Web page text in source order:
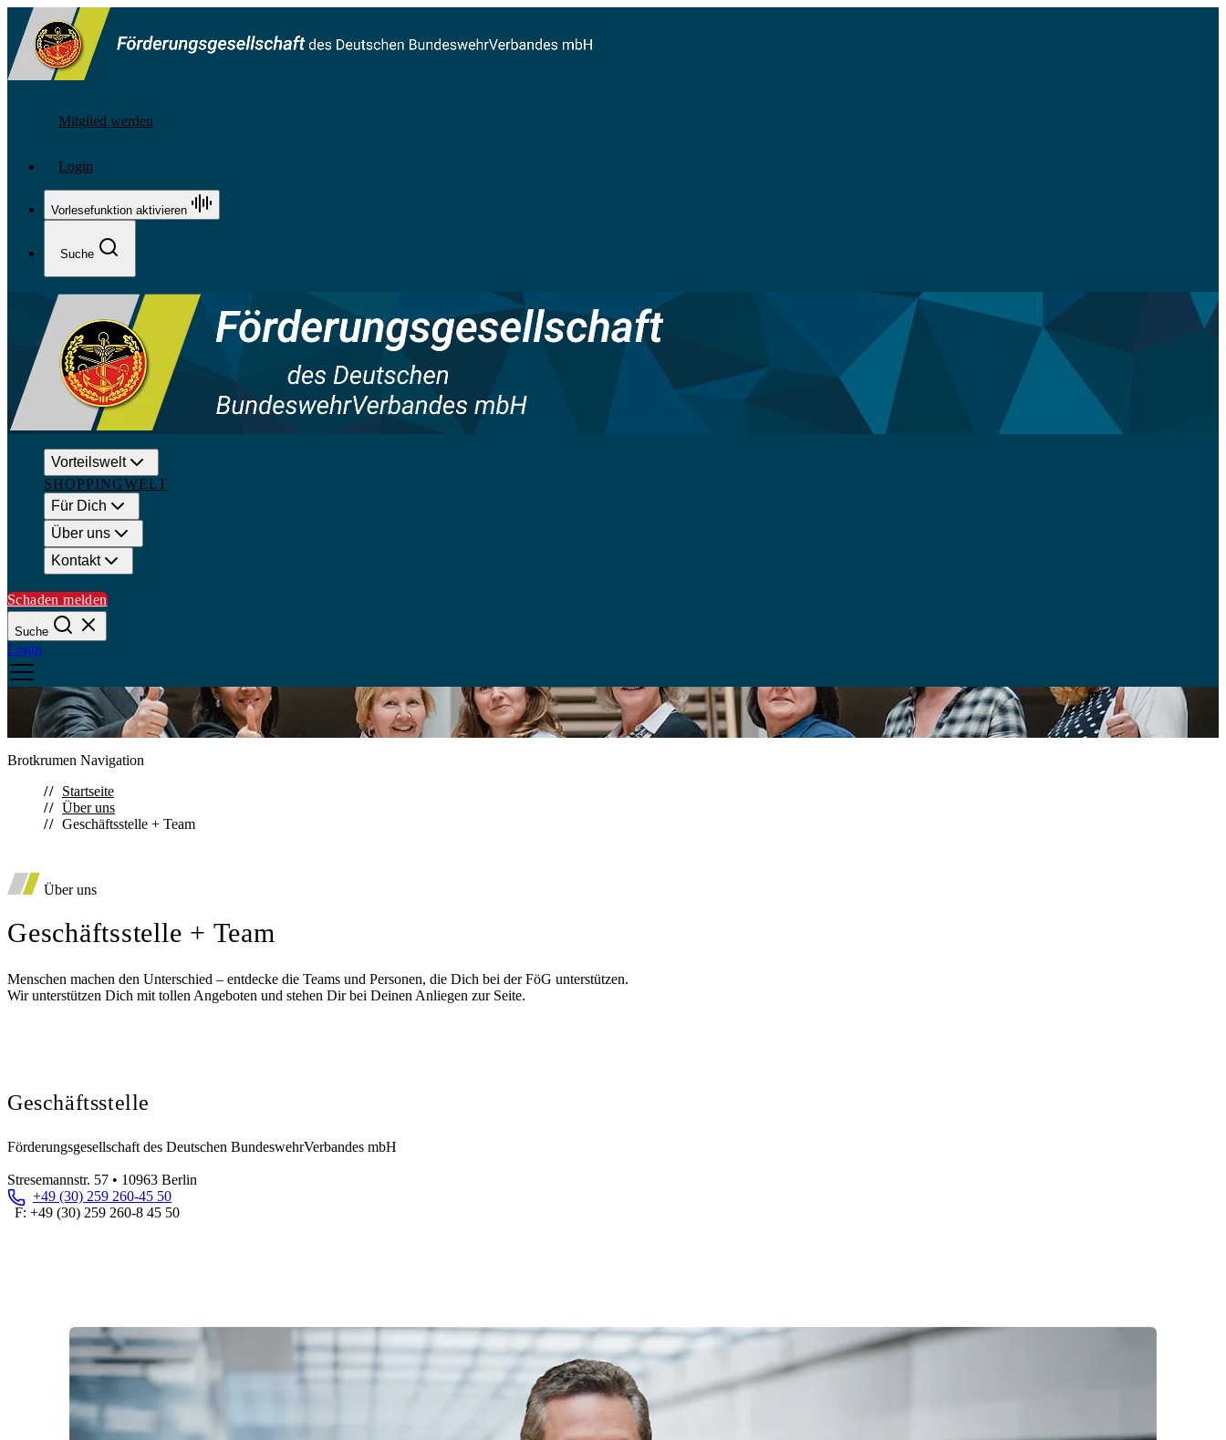
Mitglied werden
Login
Vorlesefunktion aktivieren
Suche
Vorteilswelt
SHOPPINGWELT
Für Dich
Über uns
Kontakt
Schaden melden
Suche
Login
Suchen
Schließen
Häufige Suchanfragen
Deutsche Vorsorgedatenbank
Brotkrumen Navigation
Startseite
Über uns
Geschäftsstelle + Team
Über uns
Geschäftsstelle + Team
Menschen machen den Unterschied – entdecke die Teams und Personen, die Dich bei der FöG unterstützen.
Wir unterstützen Dich mit tollen Angeboten und stehen Dir bei Deinen Anliegen zur Seite.
Geschäftsstelle
Förderungsgesellschaft des Deutschen BundeswehrVerbandes mbH
Stresemannstr. 57 • 10963 Berlin
+49 (30) 259 260-45 50
F: +49 (30) 259 260-8 45 50